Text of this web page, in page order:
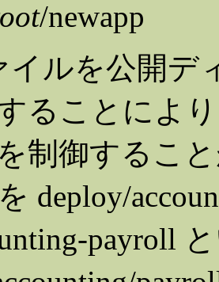
/newapp
イルを公開デ
ることによ
制御するこ
deploy/
payroll